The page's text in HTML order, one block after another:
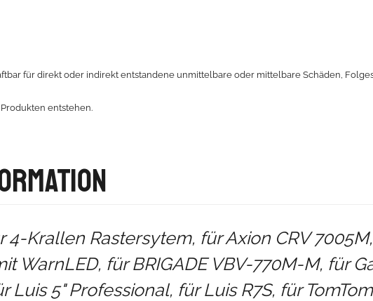
für direkt oder indirekt entstandene unmittelbare oder mittelbare Schäden,
entstehen.
4-Krallen Rastersytem, für Axion CRV
WarnLED, für BRIGADE VBV-770M-M, für
Luis 5" Professional, für Luis R7S, für